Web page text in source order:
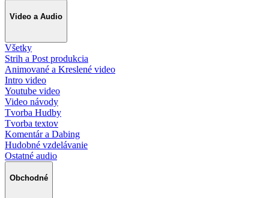
Video a Audio
Všetky
Strih a Post produkcia
Animované a Kreslené video
Intro video
Youtube video
Video návody
Tvorba Hudby
Tvorba textov
Komentár a Dabing
Hudobné vzdelávanie
Ostatné audio
Obchodné